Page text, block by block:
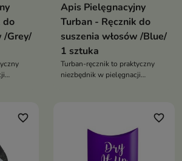
do
/Grey/
Apis Pielęgnacyjny
Turban - Ręcznik do
suszenia włosów /Blue/
1 sztuka
Turban-ręcznik to praktyczny
niezbędnik w pielęgnacji
favorite_border favorite_border